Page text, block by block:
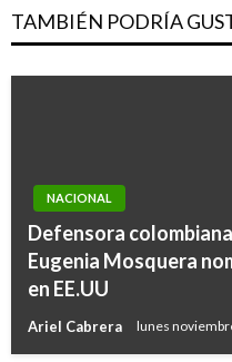
TAMBIÉN PODRÍA
NACIONAL
Defensora
Eugenia Mosquera
en EE.UU
Ariel Cabrera lunes